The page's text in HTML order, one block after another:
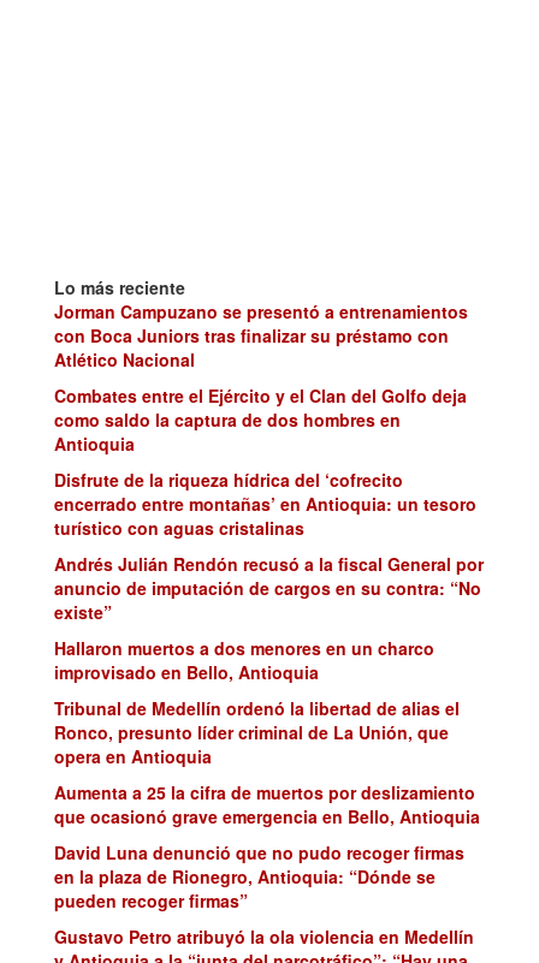
Lo más reciente
Jorman Campuzano se presentó a entrenamientos
con Boca Juniors tras finalizar su préstamo con
Atlético Nacional
Combates entre el Ejército y el Clan del Golfo deja
como saldo la captura de dos hombres en
Antioquia
Disfrute de la riqueza hídrica del ‘cofrecito
encerrado entre montañas’ en Antioquia: un tesoro
turístico con aguas cristalinas
Andrés Julián Rendón recusó a la fiscal General por
anuncio de imputación de cargos en su contra: “No
existe”
Hallaron muertos a dos menores en un charco
improvisado en Bello, Antioquia
Tribunal de Medellín ordenó la libertad de alias el
Ronco, presunto líder criminal de La Unión, que
opera en Antioquia
Aumenta a 25 la cifra de muertos por deslizamiento
que ocasionó grave emergencia en Bello, Antioquia
David Luna denunció que no pudo recoger firmas
en la plaza de Rionegro, Antioquia: “Dónde se
pueden recoger firmas”
Gustavo Petro atribuyó la ola violencia en Medellín